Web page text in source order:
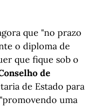
que "no prazo
o diploma de
que fique sob o
de
de Estado para
uma